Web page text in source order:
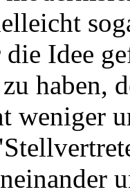
Idee
haben,
weniger